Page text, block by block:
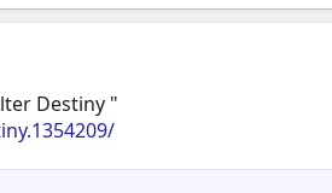
Destiny "